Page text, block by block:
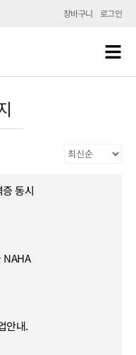
장바구니 로그인
동시
NAHA
안내.